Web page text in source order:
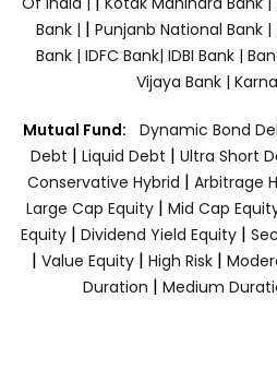
Bank | | Punjanb National Bank |
Bank | IDFC Bank| IDBI Bank |
Vijaya Bank |
Mutual Fund: Dynamic Bond
Debt | Liquid Debt | Ultra Short
Conservative Hybrid | Arbitrage
Large Cap Equity | Mid Cap
Equity| Dividend Yield Equity|
| Value Equity | High Risk |
Duration | Medium